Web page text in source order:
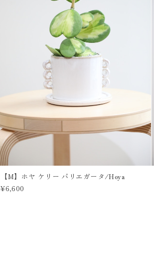
【M】ホヤ ケリー バリエガータ/Hoya
¥6,600